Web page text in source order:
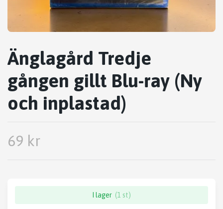
Änglagård Tredje
gången gillt Blu-ray (Ny
och inplastad)
69 kr
I lager (1 st)